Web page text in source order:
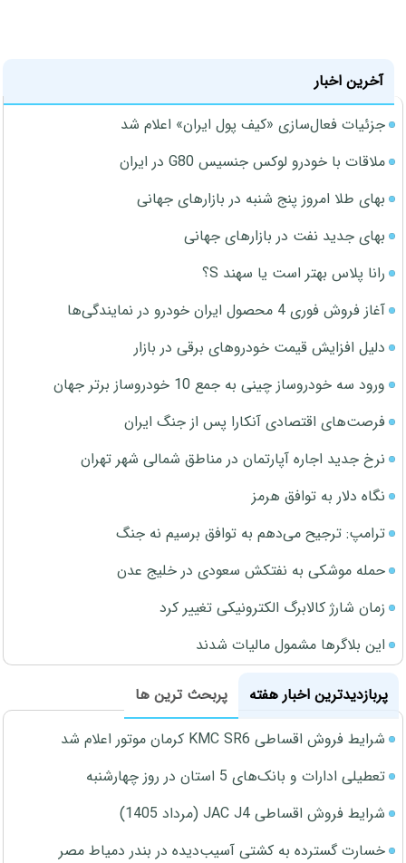
آخرین اخبار
جزئیات فعال‌سازی «کیف پول ایران» اعلام شد
ملاقات با خودرو لوکس جنسیس G80 در ایران
بهای طلا امروز پنج شنبه در بازارهای جهانی
بهای جدید نفت در بازارهای جهانی
رانا پلاس بهتر است یا سهند S؟
آغاز فروش فوری 4 محصول ایران خودرو در نمایندگی‌ها
دلیل افزایش قیمت خودروهای برقی در بازار
ورود سه خودروساز چینی به جمع 10 خودروساز برتر جهان
فرصت‌های اقتصادی آنکارا پس از جنگ ایران
نرخ جدید اجاره آپارتمان در مناطق شمالی شهر تهران
نگاه دلار به توافق هرمز
ترامپ: ترجیح می‌دهم به توافق برسیم نه جنگ
حمله موشکی به نفتکش سعودی در خلیج عدن
زمان شارژ کالابرگ الکترونیکی تغییر کرد
این بلاگرها مشمول مالیات شدند
پربازدیدترین اخبار هفته
پربحث ترین ها
شرایط فروش اقساطی KMC SR6 کرمان موتور اعلام شد
تعطیلی ادارات و بانک‌های 5 استان در روز چهارشنبه
شرایط فروش اقساطی JAC J4 (مرداد 1405)
خسارت گسترده به کشتی آسیب‌دیده در بندر دمیاط مصر